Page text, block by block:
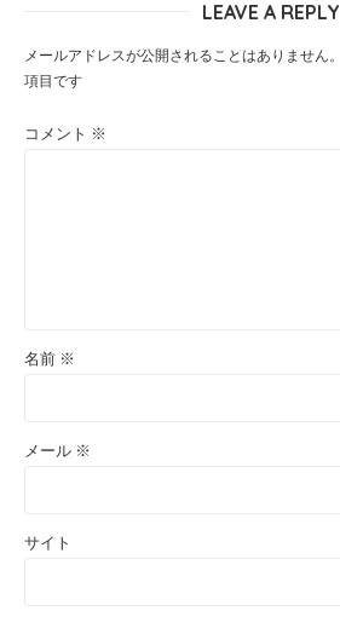
LEAVE A REPLY
メールアドレスが公開されることはありません。
項目です
コメント ※
名前 ※
メール ※
サイト